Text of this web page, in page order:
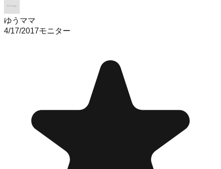
ゆうママ
4/17/2017モニター